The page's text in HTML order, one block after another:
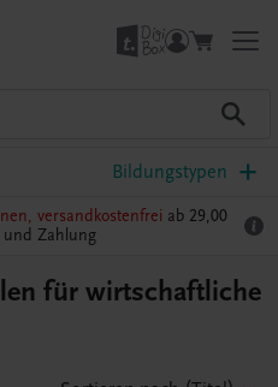
Bildungstypen
versandkostenfrei ab 29,00
und Zahlung
für wirtschaftliche